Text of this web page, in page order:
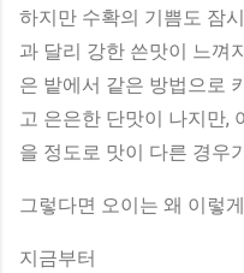
하지만 수확의 기쁨도 잠
과 달리 강한 쓴맛이 느껴
은 밭에서 같은 방법으로
고 은은한 단맛이 나지만,
을 정도로 맛이 다른 경우
그렇다면 오이는 왜 이렇
지금부터